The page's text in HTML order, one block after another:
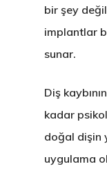
bir şey
implantlar
sunar.
Diş
kadar
doğal dişin
uygulama